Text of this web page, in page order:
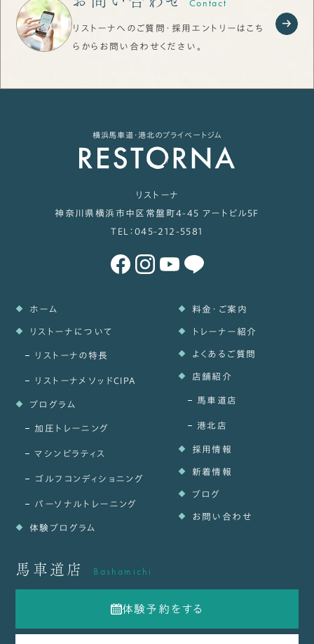
Contact
リストーナへのご質問・採用エントリーはこち
らから お問い合わせください。
横浜馬車道・港北のプライベートジム
リストーナ
神奈川県横浜市中区常盤町4-45 アートビル5F
TEL： 045-212-5581
ホーム
リストーナについて
リストーナの特長
リストーナメソッドCIPA
プログラム
加圧トレーニング
マシンピラティス
ゴルフコンディショニング
パーソナルトレーニング
体験プログラム
料金・ご案内
トレーナー紹介
よくあるご質問
店舗紹介
馬車道店
港北店
採用情報
新着情報
ブログ
お問い合わせ
馬車道店 Bashamichi
体験予約をする